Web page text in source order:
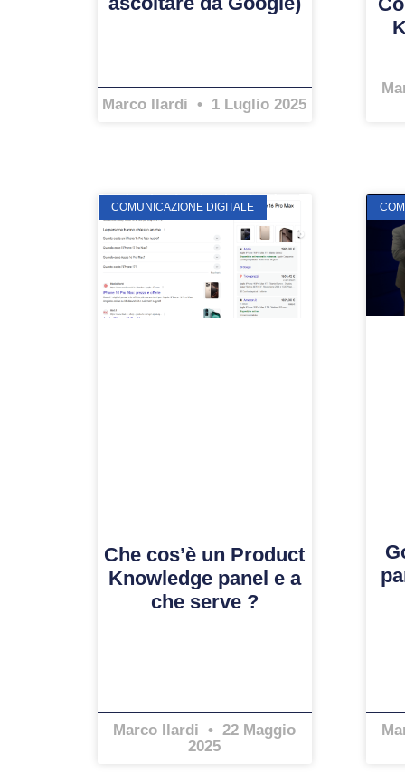
Marco Ilardi 1 Luglio 2025
COMUNICAZIONE DIGITALE
Che cos’è un Product
Knowledge panel e a
che serve ?
Marco Ilardi
22 Maggio
2025